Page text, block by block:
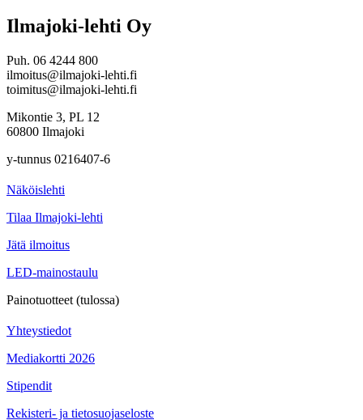
Ilmajoki-lehti Oy
Puh. 06 4244 800
ilmoitus@ilmajoki-lehti.fi
toimitus@ilmajoki-lehti.fi
Mikontie 3, PL 12
60800 Ilmajoki
y-tunnus 0216407-6
Näköislehti
Tilaa Ilmajoki-lehti
Jätä ilmoitus
LED-mainostaulu
Painotuotteet (tulossa)
Yhteystiedot
Mediakortti 2026
Stipendit
Rekisteri- ja tietosuojaseloste